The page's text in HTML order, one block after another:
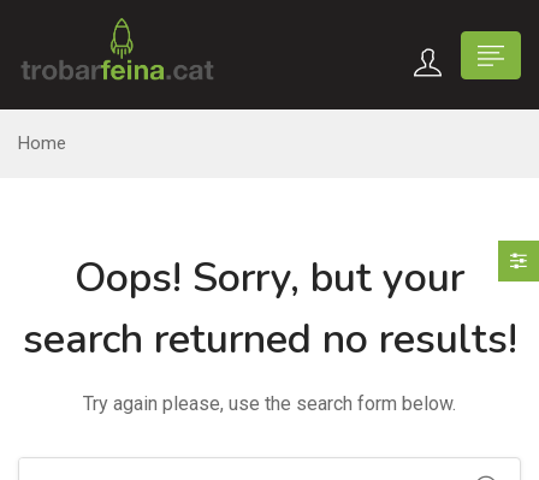
Home
Oops! Sorry, but your
search returned no results!
Try again please, use the search form below.